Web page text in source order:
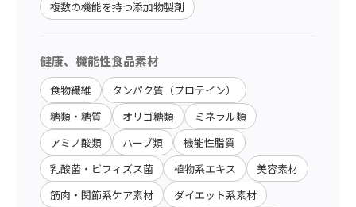
複数の機能を持つ添加物製剤
健康、機能性食品素材
食物繊維 タンパク質（プロテイン）
糖類・糖質 オリゴ糖類 ミネラル類
アミノ酸類 ハーブ類 機能性脂質
乳酸菌・ビフィズス菌 植物系エキス 美容素材
筋肉・関節系ケア素材 ダイエット系素材